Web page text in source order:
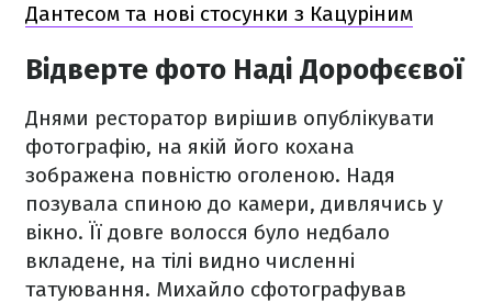
Дантесом та нові стосунки з Кацуріним
Відверте фото Наді Дорофєєвої
Днями ресторатор вирішив опублікувати
фотографію, на якій його кохана
зображена повністю оголеною. Надя
позувала спиною до камери, дивлячись у
вікно. Її довге волосся було недбало
вкладене, на тілі видно численні
татуювання. Михайло сфотографував